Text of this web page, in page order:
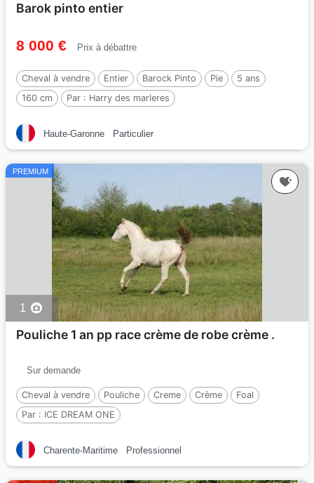
Barok pinto entier
8 000 € Prix à débattre
Cheval à vendre Entier Barock Pinto Pie
5 ans
160 cm
Par : Harry des marleres
Haute-Garonne Particulier
PREMIUM
1
Pouliche 1 an pp race crème de robe crème .
Sur demande
Cheval à vendre Pouliche Creme Crème
Foal
Par : ICE DREAM ONE
Charente-Maritime Professionnel